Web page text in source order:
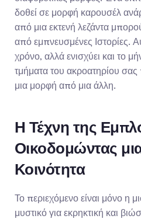
δοθεί σε μορφή καρουσέλ
από μια εκτενή λεζάντα
από εμπνευσμένες Ιστορίες.
χρόνο, αλλά ενισχύει και το
τμήματα του ακροατηρίου
μια μορφή από μια άλλη.
Η Τέχνη της
Οικοδομώντας
Κοινότητα
Το περιεχόμενο είναι μόνο η
μυστικό για εκρηκτική και